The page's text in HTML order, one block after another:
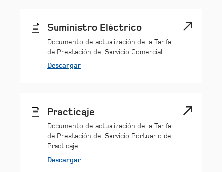
Suministro Eléctrico
Documento de actualización de la Tarifa
de Prestación del Servicio Comercial
Descargar
Practicaje
Documento de actualización de la Tarifa
de Prestación del Servicio Portuario de
Practicaje
Descargar